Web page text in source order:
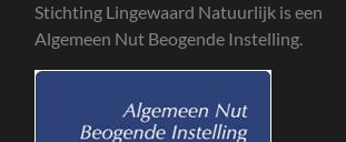
Stichting Lingewaard Natuurlijk is een
Algemeen Nut Beogende Instelling.